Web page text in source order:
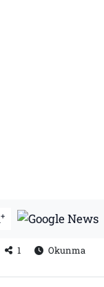
+
1
Okunma